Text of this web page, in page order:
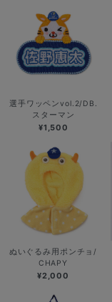
選手ワッペンvol.2/DB.
スターマン
¥1,500
ぬいぐるみ用ポンチョ/
CHAPY
¥2,000